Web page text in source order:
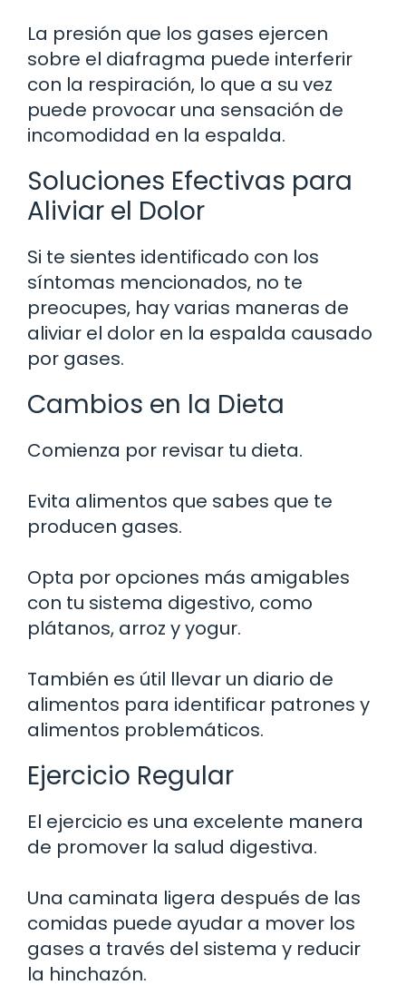
La presión que los gases ejercen
sobre el diafragma puede interferir
con la respiración, lo que a su vez
puede provocar una sensación de
incomodidad en la espalda.
Soluciones Efectivas para
Aliviar el Dolor
Si te sientes identificado con los
síntomas mencionados, no te
preocupes, hay varias maneras de
aliviar el dolor en la espalda causado
por gases.
Cambios en la Dieta
Comienza por revisar tu dieta.
Evita alimentos que sabes que te
producen gases.
Opta por opciones más amigables
con tu sistema digestivo, como
plátanos, arroz y yogur.
También es útil llevar un diario de
alimentos para identificar patrones y
alimentos problemáticos.
Ejercicio Regular
El ejercicio es una excelente manera
de promover la salud digestiva.
Una caminata ligera después de las
comidas puede ayudar a mover los
gases a través del sistema y reducir
la hinchazón.